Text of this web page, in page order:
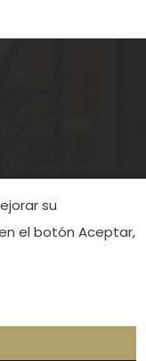
reservados
su
el botón Aceptar,